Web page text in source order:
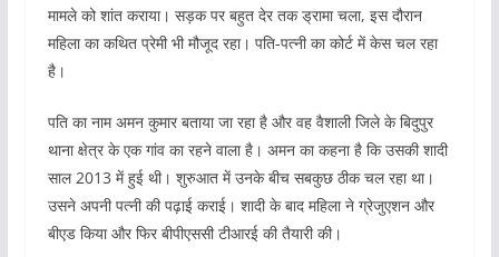
मामले को शांत कराया। सड़क पर बहुत देर तक ड्रामा चला, इस दौरान
महिला का कथित प्रेमी भी मौजूद रहा। पति-पत्नी का कोर्ट में केस चल रहा
है।
पति का नाम अमन कुमार बताया जा रहा है और वह वैशाली जिले के बिदुपुर
थाना क्षेत्र के एक गांव का रहने वाला है। अमन का कहना है कि उसकी शादी
साल 2013 में हुई थी। शुरुआत में उनके बीच सबकुछ ठीक चल रहा था।
उसने अपनी पत्नी की पढ़ाई कराई। शादी के बाद महिला ने ग्रेजुएशन और
बीएड किया और फिर बीपीएससी टीआरई की तैयारी की।